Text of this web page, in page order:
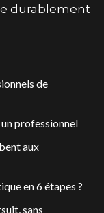
durablement
de
professionnel
aux
en 6 étapes ?
sans